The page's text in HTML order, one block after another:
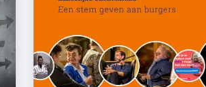
20/03/2023